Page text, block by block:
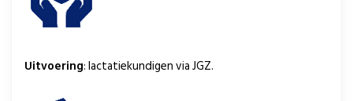
Uitvoering: lactatiekundigen via JGZ.